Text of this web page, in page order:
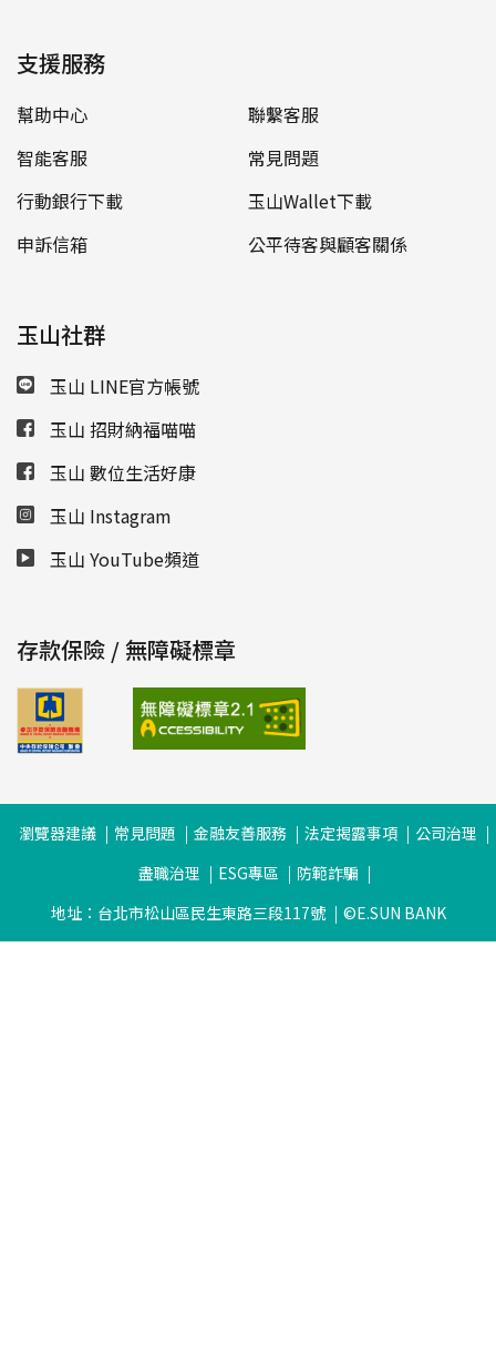
支援服務
幫助中心
聯繫客服
智能客服
常見問題
行動銀行下載
玉山Wallet下載
申訴信箱
公平待客與顧客關係
玉山社群
玉山 LINE官方帳號
玉山 招財納福喵喵
玉山 數位生活好康
玉山 Instagram
玉山 YouTube頻道
存款保險 / 無障礙標章
瀏覽器建議 常見問題 金融友善服務 法定揭露事項
公司治理
盡職治理
ESG專區
防範詐騙
地址：台北市松山區民生東路三段117號
©E.SUN BANK